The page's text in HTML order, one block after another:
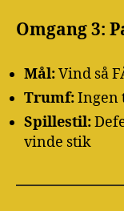
Omgang 3:
Mål:Vind så
Trumf:Ingen
Spillestil:
vinde stik